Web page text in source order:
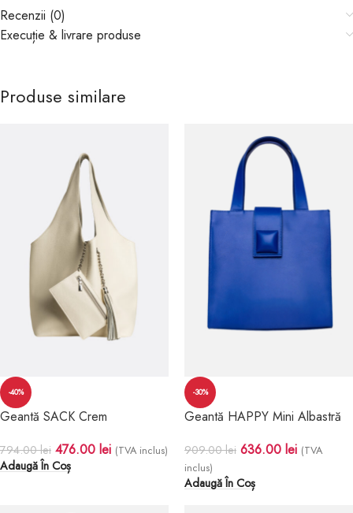
Recenzii (0)
Execuție & livrare produse
Produse similare
-40%
Geantă SACK Crem
794.00lei 476.00 lei (TVA inclus)
Adaugă În Coș
-30%
Geantă HAPPY Mini Albastră
909.00lei 636.00 lei (TVA
inclus)
Adaugă În Coș